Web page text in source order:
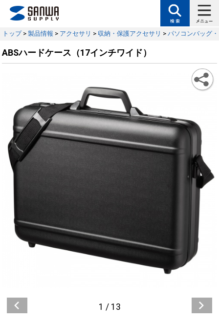
トップ> 製品情報 > アクセサリ > 収納・保護アクセサリ > パソコンバッグ
ABSハードケース（17インチワイド）
1 / 13